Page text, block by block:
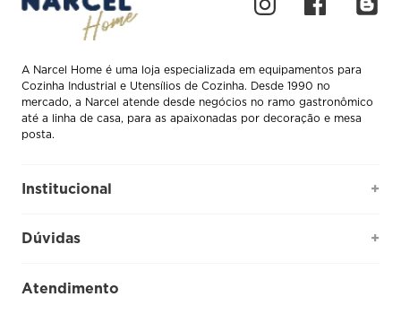
A Narcel Home é uma loja especializada em equipamentos para
Cozinha Industrial e Utensílios de Cozinha. Desde 1990 no
mercado, a Narcel atende desde negócios no ramo gastronômico
até a linha de casa, para as apaixonadas por decoração e mesa
posta.
Institucional +
Fale conosco
Dúvidas +
Atendimento